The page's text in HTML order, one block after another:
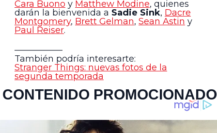
Cara Buono y Matthew Modine, quienes
darán la bienvenida a Sadie Sink, Dacre
Montgomery, Brett Gelman, Sean Astin y
Paul Reiser.
—————–
También podría interesarte:
Stranger Things: nuevas fotos de la
segunda temporada